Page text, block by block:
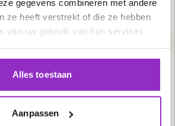
gegevens combineren met andere
ze heeft verstrekt of die ze hebben
van uw gebruik van hun services.
Alles toestaan
Aanpassen
LEES MEER
VILLATYPES
Een moderne twist met villatype
met een moderne twist? Ontdek het villatype